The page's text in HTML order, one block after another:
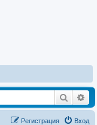
Поиск
Вход
Регистрация